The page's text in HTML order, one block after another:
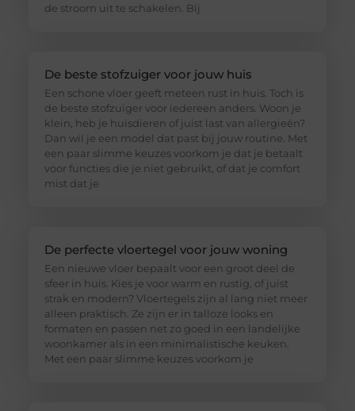
de stroom uit te schakelen. Bij
De beste stofzuiger voor jouw huis
Een schone vloer geeft meteen rust in huis. Toch is
de beste stofzuiger voor iedereen anders. Woon je
klein, heb je huisdieren of juist last van allergieën?
Dan wil je een model dat past bij jouw routine. Met
een paar slimme keuzes voorkom je dat je betaalt
voor functies die je niet gebruikt, of dat je comfort
mist dat je
De perfecte vloertegel voor jouw woning
Een nieuwe vloer bepaalt voor een groot deel de
sfeer in huis. Kies je voor warm en rustig, of juist
strak en modern? Vloertegels zijn al lang niet meer
alleen praktisch. Ze zijn er in talloze looks en
formaten en passen net zo goed in een landelijke
woonkamer als in een minimalistische keuken.
Met een paar slimme keuzes voorkom je